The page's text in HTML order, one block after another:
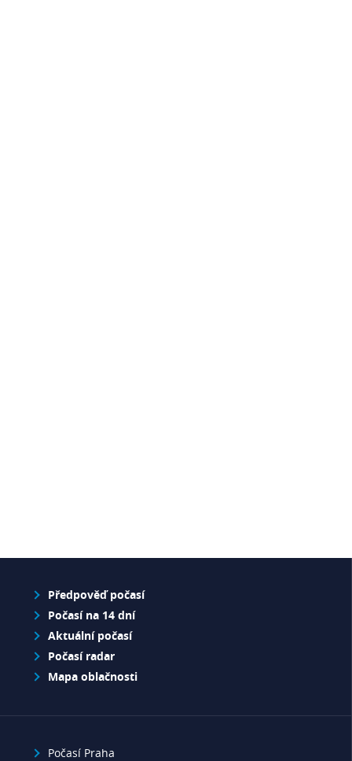
Předpověď počasí
Počasí na 14 dní
Aktuální počasí
Počasí radar
Mapa oblačnosti
Počasí Praha